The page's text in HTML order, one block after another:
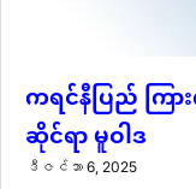
ကရင်နီပြည် ကြာ
ဆိုင်ရာ မူဝါဒ
ဒီဇင်ဘာ 6, 2025